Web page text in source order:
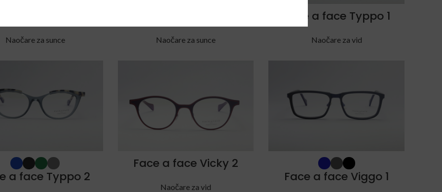
Naočare za sunce Naočare za sunce
Face a face Typpo 1
Naočare za vid
a face Typpo 2
Face a face Vicky 2
Naočare za vid
Face a face Viggo 1